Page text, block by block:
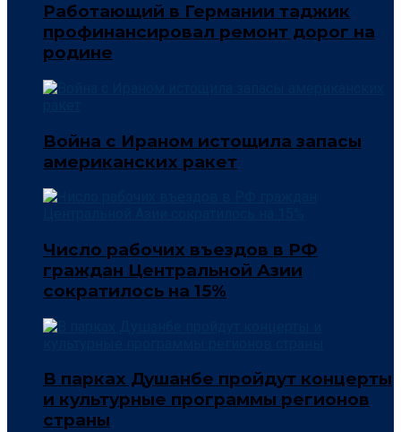
Работающий в Германии таджик
профинансировал ремонт дорог на
родине
Война с Ираном истощила запасы
американских ракет
Число рабочих въездов в РФ
граждан Центральной Азии
сократилось на 15%
В парках Душанбе пройдут концерты
и культурные программы регионов
страны